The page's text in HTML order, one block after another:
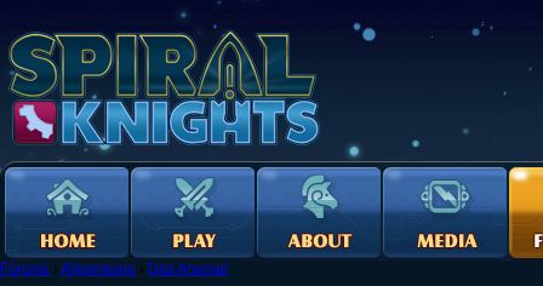
Forums › Allgemeine › Das Arsenal